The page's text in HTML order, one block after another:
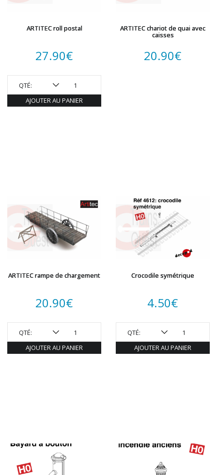
ARTITEC roll postal
27.90€
QTÉ:
AJOUTER AU PANIER
ARTITEC chariot de quai avec
caisses
20.90€
ARTITEC rampe de chargement
20.90€
QTÉ:
AJOUTER AU PANIER
Crocodile symétrique
4.50€
QTÉ:
AJOUTER AU PANIER